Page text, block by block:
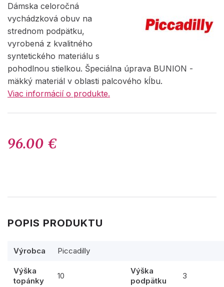
Dámska celoročná
vychádzková obuv na
strednom podpätku,
vyrobená z kvalitného
syntetického materiálu s
pohodlnou stielkou. Špeciálna úprava BUNION -
mäkký materiál v oblasti palcového kĺbu.
Viac informácií o produkte.
96.00 €
POPIS PRODUKTU
Výrobca Piccadilly
Výška
topánky
10
Výška
podpätku
3